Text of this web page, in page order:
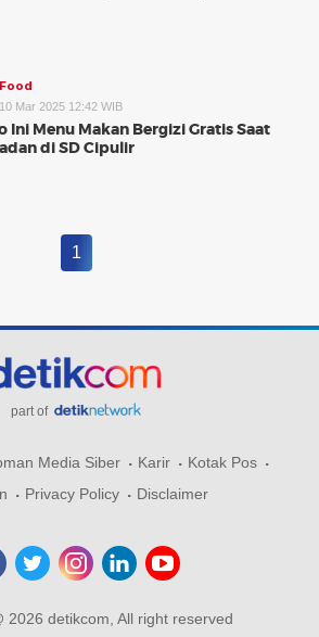
Mar 2025 12:42 WIB
Ini Menu Makan Bergizi Gratis Saat
di SD Cipulir
1
part of
Media Siber Karir
Kotak Pos
Privacy Policy Disclaimer
2026 detikcom, All right reserved